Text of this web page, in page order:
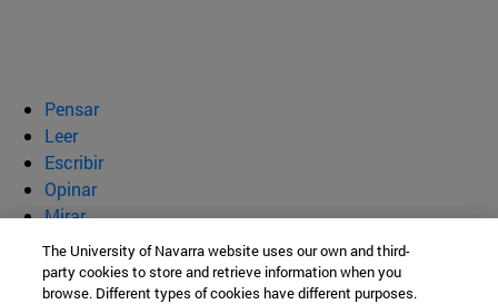
Pensar
Leer
Escribir
Opinar
Mirar
Quiénes somos
BeBrave
The University of Navarra website uses our own and third-
party cookies to store and retrieve information when you
browse. Different types of cookies have different purposes.